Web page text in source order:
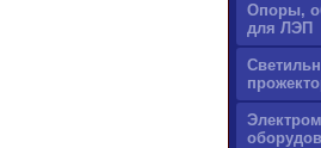
Опоры,
для ЛЭП